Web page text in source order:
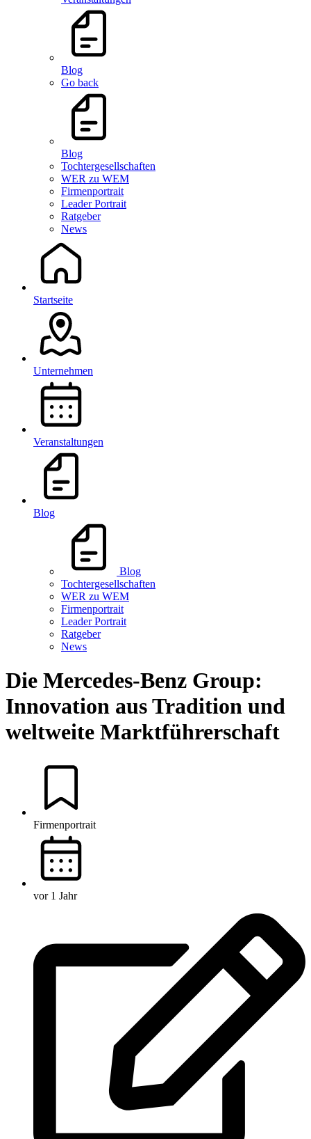
Blog
Go back
Blog
Tochtergesellschaften
WER zu WEM
Firmenportrait
Leader Portrait
Ratgeber
News
Startseite
Unternehmen
Veranstaltungen
Blog
Blog
Tochtergesellschaften
WER zu WEM
Firmenportrait
Leader Portrait
Ratgeber
News
Die Mercedes-Benz Group:
Innovation aus Tradition und
weltweite Marktführerschaft
Firmenportrait
vor 1 Jahr